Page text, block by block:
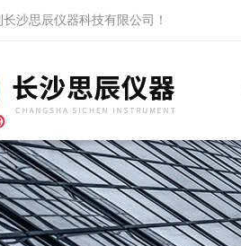
长沙思辰仪器科技有限公司 ！